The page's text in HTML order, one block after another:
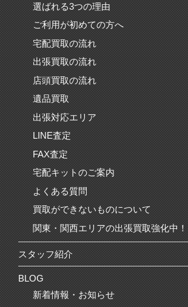
選ばれる3つの理由
ご利用が初めての方へ
宅配買取の流れ
出張買取の流れ
店頭買取の流れ
遺品買取
出張対応エリア
LINE査定
FAX査定
宅配キットのご案内
よくある質問
買取ができないものについて
関東・関西エリアの出張買取強化中！
スタッフ紹介
BLOG
新着情報・お知らせ